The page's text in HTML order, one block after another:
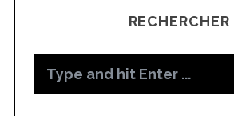
RECHERCHER